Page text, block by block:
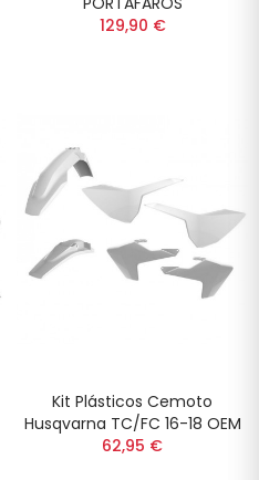
129,90 €
Kit Plásticos Cemoto
Husqvarna TC/FC 16-18 OEM
62,95 €